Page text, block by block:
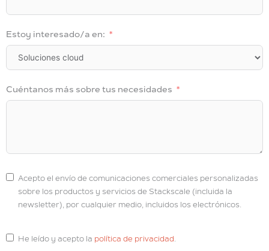
Estoy interesado/a en:
Cuéntanos más sobre tus necesidades
Acepto el envío de comunicaciones comerciales personalizadas
sobre los productos y servicios de Stackscale (incluida la
newsletter), por cualquier medio, incluidos los electrónicos.
He leído y acepto la política de privacidad.